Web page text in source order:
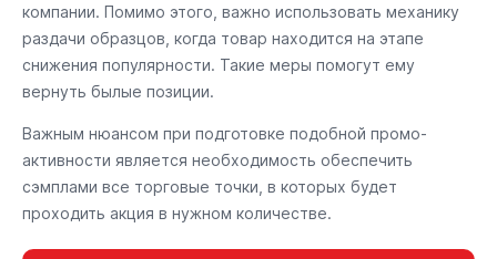
компании. Помимо этого, важно использовать механику
раздачи образцов, когда товар находится на этапе
снижения популярности. Такие меры помогут ему
вернуть былые позиции.
Важным нюансом при подготовке подобной промо-
активности является необходимость обеспечить
сэмплами все торговые точки, в которых будет
проходить акция в нужном количестве.